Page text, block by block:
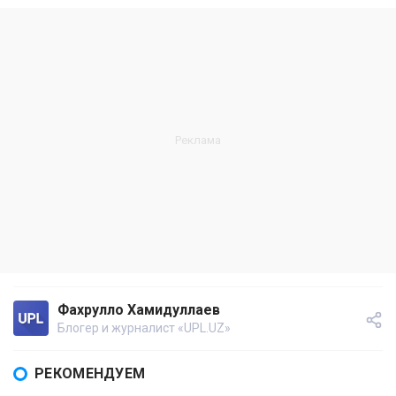
Фахрулло Хамидуллаев
Блогер и журналист «UPL.UZ»
РЕКОМЕНДУЕМ